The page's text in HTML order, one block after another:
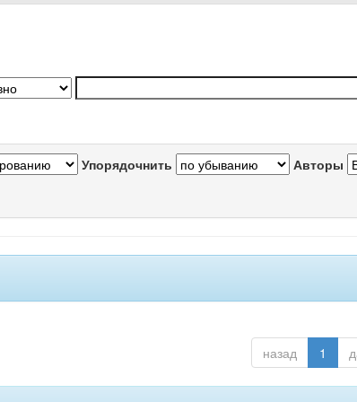
Упорядочнить Авторы
назад 1